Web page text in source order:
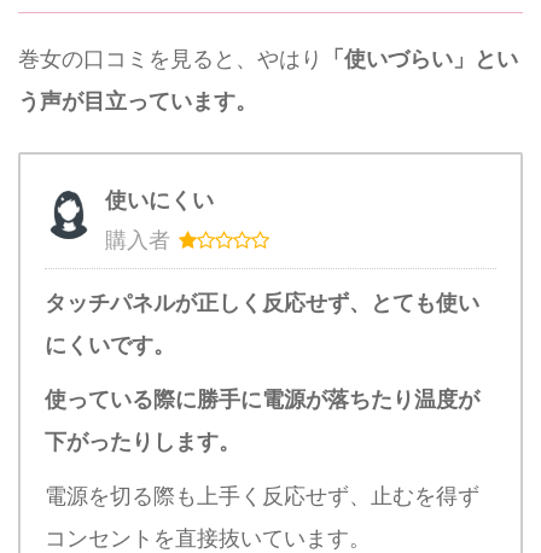
巻女の口コミを見ると、やはり
「使いづらい」とい
う声が目立っています。
使いにくい
購入者
タッチパネルが正しく反応せず、とても使い
にくいです。
使っている際に勝手に電源が落ちたり温度が
下がったりします。
電源を切る際も上手く反応せず、止むを得ず
コンセントを直接抜いています。